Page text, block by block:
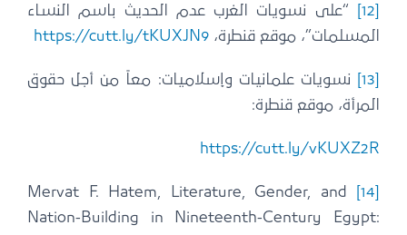
“على نسويات الغرب عدم الحديث باسم النساء
المسلمات”، موقع قنطرة، https://cutt.ly/tKUXJN9
نسويات علمانيات وإسلاميات: معاً من أجل حقوق
المرأة، موقع قنطرة:
https://cutt.ly/vKUXZ2R
Mervat F. Hatem, Literature, Gender, and
Nation-Building in Nineteenth-Century Egypt: